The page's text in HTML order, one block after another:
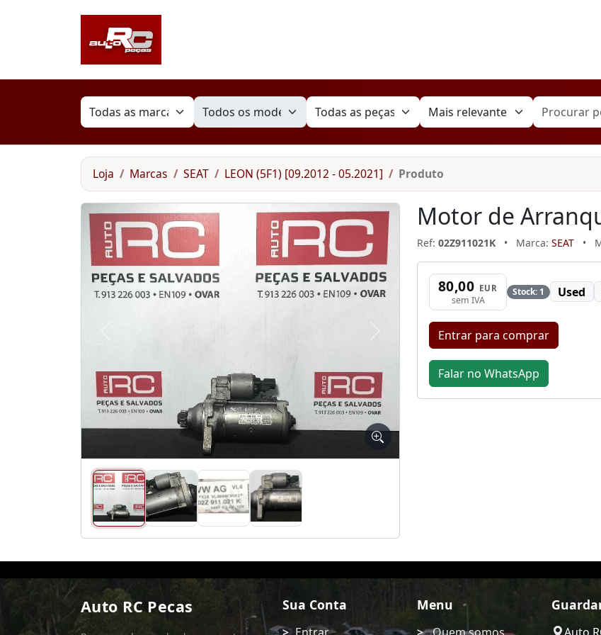
Loja Marcas SEAT LEON (5F1) [09.2012 - 05.2021] Produto
Seguinte
Motor de
Ref: 02Z911021K • Marca: SEAT •
80,00 EUR
sem IVA
Stock: 1 Used
Entrar para comprar
Falar no WhatsApp
Auto RC Pecas Sua Conta Menu